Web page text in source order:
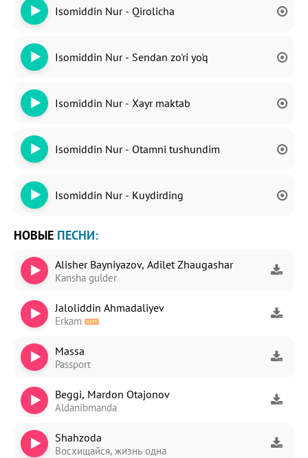
Isomiddin Nur - Qirolicha
Isomiddin Nur - Sendan zo'ri yo'q
Isomiddin Nur - Xayr maktab
Isomiddin Nur - Otamni tushundim
Isomiddin Nur - Kuydirding
НОВЫЕ ПЕСНИ:
Alisher Bayniyazov, Adilet Zhaugashar
Kansha gulder
Jaloliddin Ahmadaliyev
Erkam
Massa
Passport
Beggi, Mardon Otajonov
Aldanibmanda
Shahzoda
Восхищайся, жизнь одна